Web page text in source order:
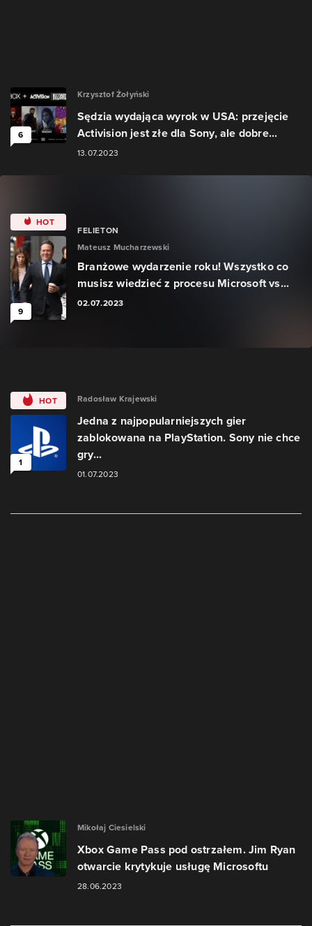
6
Krzysztof Żołyński
Sędzia wydająca wyrok w USA: przejęcie
Activision jest złe dla Sony, ale dobre...
13.07.2023
HOT
9
FELIETON
Mateusz Mucharzewski
Branżowe wydarzenie roku! Wszystko co
musisz wiedzieć z procesu Microsoft vs...
02.07.2023
HOT
1
Radosław Krajewski
Jedna z najpopularniejszych gier
zablokowana na PlayStation. Sony nie chce
gry...
01.07.2023
Mikołaj Ciesielski
Xbox Game Pass pod ostrzałem. Jim Ryan
otwarcie krytykuje usługę Microsoftu
28.06.2023